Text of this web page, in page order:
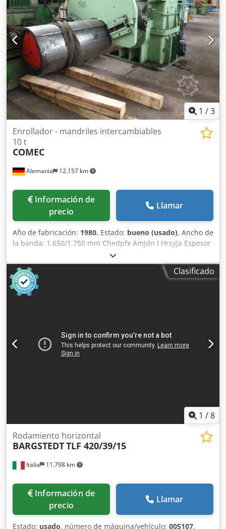
1 /3
Alemania 12.157 km
Enrollador - mandriles intercambiables
10 t
COMEC
Información de
precio
Llamar
Año de fabricación: 1980, Estado: bueno (usado), Ancho de
la banda: 1.650/1.750 mm Chedpfx Amjdn I Hrsyja Espesor
de la banda: 0,4 - 3 mm Peso de la bobina: 10 t Mandriles
intercambiables, Ø: 304/406/610 mm
Clasificado
1 /8
Italia 11.798 km
Rodamiento horizontal
BARGSTEDTTLF 420/39/15
Información de
precio
Llamar
Estado: usado, número de máquina/vehículo: 005107,